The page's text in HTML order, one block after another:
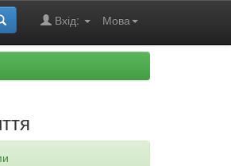
Мова
Вхід: